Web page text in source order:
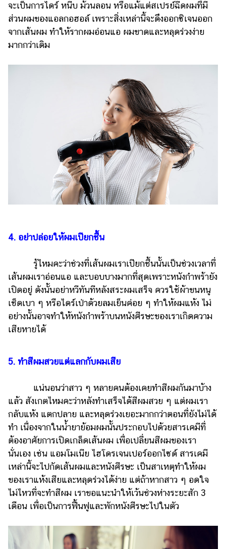
จะเป็นการไดร์ หนีบ ม้วนลอน หรือแม้แต่สเปรย์ฉีดผมที่มี
ส่วนผมของแอลกอฮอล์ เพราะสิ่งเหล่านี้จะดึงออกซิเจนออก
จากเส้นผม ทำให้รากผมอ่อนแอ ผมขาดและหลุดร่วงง่าย
มากกว่าเดิม
4. อย่าปล่อยให้ผมเปียกชื้น
รู้ไหมคะว่าช่วงที่เส้นผมเราเปียกชื้นนั้นเป็นช่วงเวลาที่
เส้นผมเราอ่อนแอ และบอบบางมากที่สุดเพราะหนังกำพร้ายัง
เปิดอยู่ ดังนั้นอย่าหวีทันทีหลังสระผมเสร็จ ควรใช้ผ้าขนหนู
เช็ดเบา ๆ หรือไดร์เป่าด้วยลมเย็นค่อย ๆ ทำให้ผมแห้ง ไม่
อย่างนั้นอาจทำให้หนังกำพร้าบนหนังศีรษะของเราเกิดความ
เสียหายได้
5. ทำสีผมสวยแต่แลกกับผมเสีย
แน่นอนว่าสาว ๆ หลายคนต้องเคยทำสีผมกันมาบ้าง
แล้ว สังเกตไหมคะว่าหลังทำเสร็จได้สีผมสวย ๆ แต่ผมเรา
กลับแห้ง แตกปลาย และหลุดร่วงเยอะมากกว่าตอนที่ยังไม่ได้
ทำ เนื่องจากในน้ำยาย้อมผมนั้นประกอบไปด้วยสารเคมีที่
ต้องอาศัยการเปิดเกล็ดเส้นผม เพื่อเปลี่ยนสีผมของเรา
นั่นเอง เช่น แอมโมเนีย ไฮโดรเจนเปอร์ออกไซด์ สารเคมี
เหล่านี้จะไปกัดเส้นผมและหนังศีรษะ เป็นสาเหตุทำให้ผม
ของเราแห้งเสียและหลุดร่วงได้ง่าย แต่ถ้าหากสาว ๆ อดใจ
ไม่ไหวที่จะทำสีผม เราขอแนะนำให้เว้นช่วงห่างระยะสัก 3
เดือน เพื่อเป็นการฟื้นฟูและพักหนังศีรษะไปในตัว